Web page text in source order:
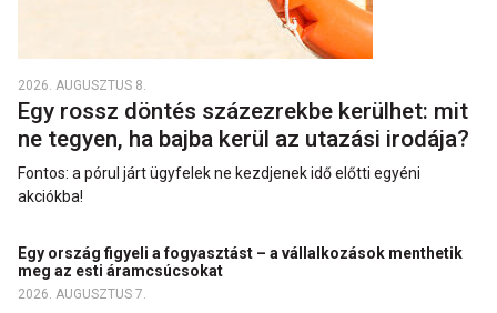
2026. AUGUSZTUS 8.
Egy rossz döntés százezrekbe kerülhet: mit
ne tegyen, ha bajba kerül az utazási irodája?
Fontos: a pórul járt ügyfelek ne kezdjenek idő előtti egyéni
akciókba!
Egy ország figyeli a fogyasztást – a vállalkozások menthetik
meg az esti áramcsúcsokat
2026. AUGUSZTUS 7.